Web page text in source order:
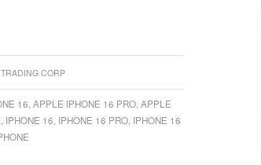
CORP
16 APPLE IPHONE 16 PRO, APPLE
IPHONE 16 IPHONE 16 PRO IPHONE 16